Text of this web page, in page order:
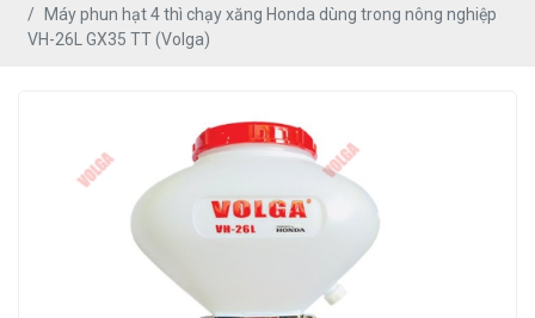
Máy phun hạt 4 thì chạy xăng Honda dùng trong nông nghiệp
VH-26L GX35 TT (Volga)